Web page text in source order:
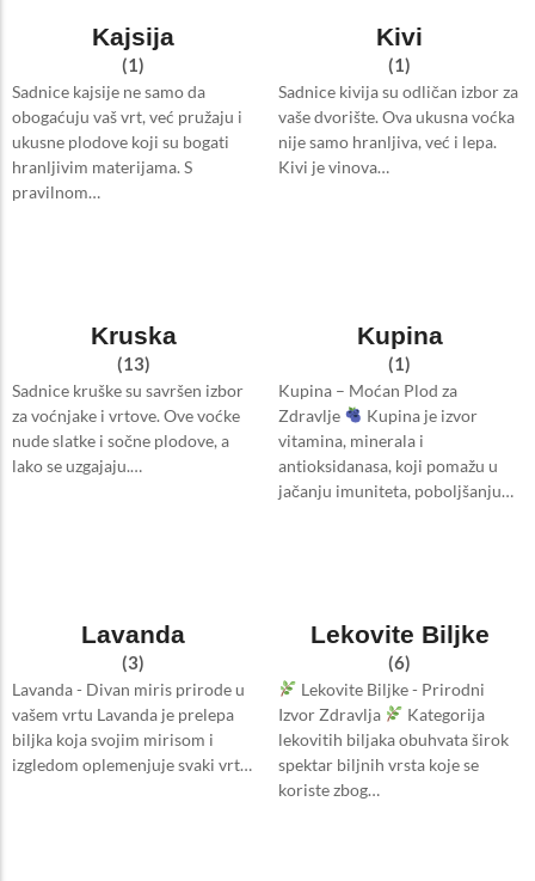
Kajsija
(1)
Sadnice kajsije ne samo da
obogaćuju vaš vrt, već pružaju i
ukusne plodove koji su bogati
hranljivim materijama. S
pravilnom…
Kivi
(1)
Sadnice kivija su odličan izbor za
vaše dvorište. Ova ukusna voćka
nije samo hranljiva, već i lepa.
Kivi je vinova…
Kruska
(13)
Sadnice kruške su savršen izbor
za voćnjake i vrtove. Ove voćke
nude slatke i sočne plodove, a
lako se uzgajaju.…
Kupina
(1)
Kupina – Moćan Plod za
Zdravlje
Kupina je izvor
vitamina, minerala i
antioksidanasa, koji pomažu u
jačanju imuniteta, poboljšanju…
Lavanda
(3)
Lavanda - Divan miris prirode u
vašem vrtu Lavanda je prelepa
biljka koja svojim mirisom i
izgledom oplemenjuje svaki vrt…
Lekovite Biljke
(6)
Lekovite Biljke - Prirodni
Izvor Zdravlja
Kategorija
lekovitih biljaka obuhvata širok
spektar biljnih vrsta koje se
koriste zbog…